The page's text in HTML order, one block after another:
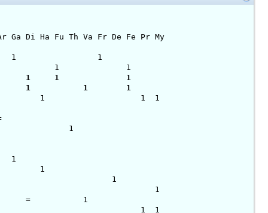
Ha Fu Th Va Fr De Fe Pr My
1 1 1
·· 1 1 1
·· 1 1 1
·· 1 1 1
·· 1 1 1
·· 1 1 =
·· = 1 1
·· = 1 =
·· = 1
= ·· = 1
0 ·· 1 1
0 ·· 1 1
·· = = 1
0 ·· 1 1